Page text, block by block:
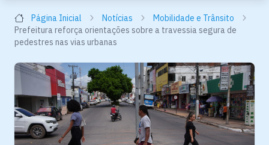
Página Inicial Notícias
Mobilidade e Trânsito
Prefeitura reforça orientações sobre a travessia segura de
pedestres nas vias urbanas